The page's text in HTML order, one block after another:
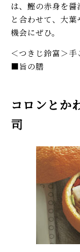
は、鰹の赤身を
と合わせて、大
機会にぜひ。
＜つきじ鈴富＞手
■旨の膳
コロンとか
司